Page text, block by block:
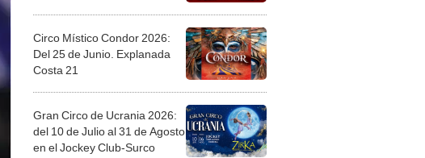
Circo Místico Condor 2026:
Del 25 de Junio. Explanada
Costa 21
Gran Circo de Ucrania 2026:
del 10 de Julio al 31 de Agosto
en el Jockey Club-Surco